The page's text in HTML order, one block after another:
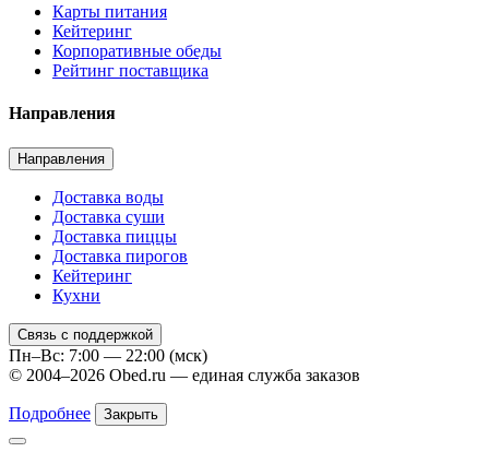
Карты питания
Кейтеринг
Корпоративные обеды
Рейтинг поставщика
Направления
Направления
Доставка воды
Доставка суши
Доставка пиццы
Доставка пирогов
Кейтеринг
Кухни
Связь с поддержкой
Пн–Вс: 7:00 — 22:00 (мск)
© 2004–2026 Obed.ru — единая служба заказов
Подробнее Закрыть